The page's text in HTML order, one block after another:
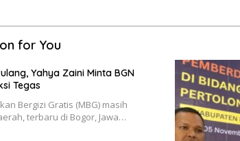
for You
Yahya Zaini Minta BGN
Tegas
Bergizi Gratis (MBG) masih
terbaru di Bogor, Jawa…